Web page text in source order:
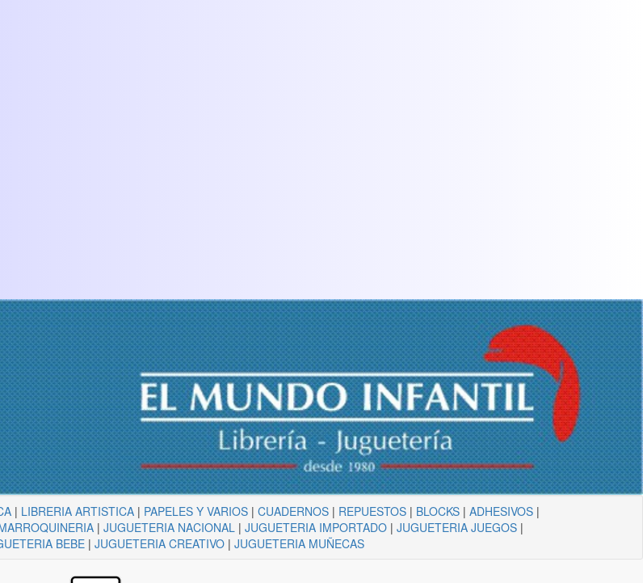
| LIBRERIA ARTISTICA | PAPELES Y VARIOS |CUADERNOS | REPUESTOS | BLOCKS |ADHESIVOS |
| JUGUETERIA NACIONAL | JUGUETERIA IMPORTADO| JUGUETERIA JUEGOS|
BEBE| JUGUETERIA CREATIVO| JUGUETERIA MUÑECAS